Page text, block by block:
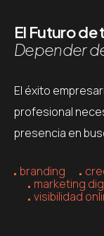
El Futuro
Depender
El éxito
profesional
presencia en
branding
marketing
visibilidad